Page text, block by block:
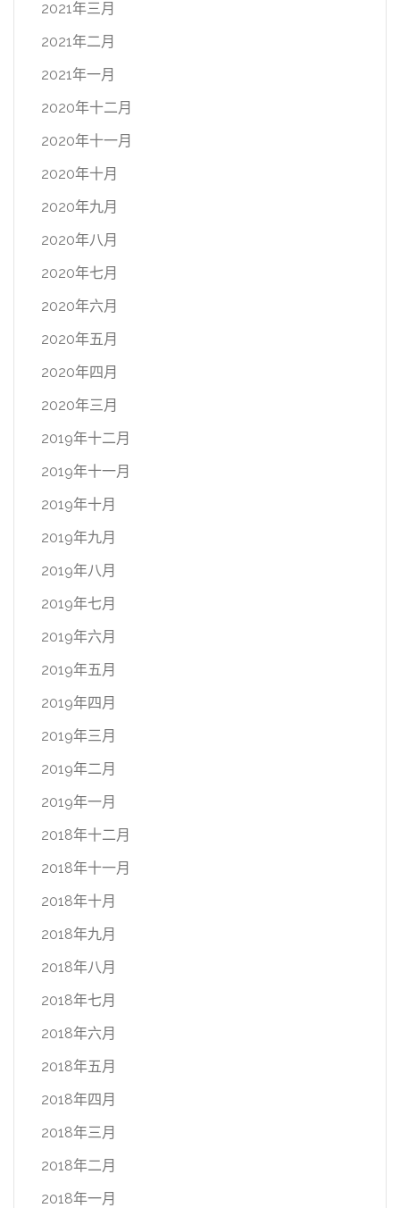
2021年三月
2021年二月
2021年一月
2020年十二月
2020年十一月
2020年十月
2020年九月
2020年八月
2020年七月
2020年六月
2020年五月
2020年四月
2020年三月
2019年十二月
2019年十一月
2019年十月
2019年九月
2019年八月
2019年七月
2019年六月
2019年五月
2019年四月
2019年三月
2019年二月
2019年一月
2018年十二月
2018年十一月
2018年十月
2018年九月
2018年八月
2018年七月
2018年六月
2018年五月
2018年四月
2018年三月
2018年二月
2018年一月